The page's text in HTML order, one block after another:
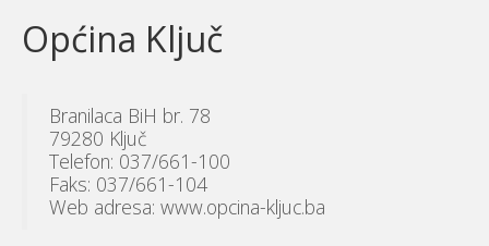
Općina Ključ
Branilaca BiH br. 78
79280 Ključ
Telefon: 037/661-100
Faks: 037/661-104
Web adresa: www.opcina-kljuc.ba